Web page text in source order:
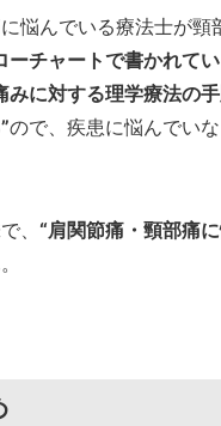
悩んでいる療法士が
ーチャートで書かれて
みに対する理学療法の
ので、疾患に悩んでい
、 “肩関節痛・頸部痛